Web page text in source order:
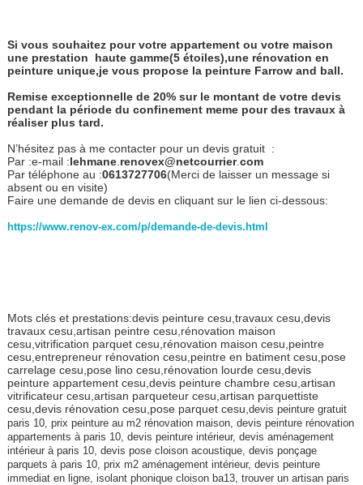
Si vous souhaitez pour votre appartement ou votre maison
une prestation haute gamme(5 étoiles),une rénovation en
peinture unique,je vous propose la peinture Farrow and ball.
Remise exceptionnelle de 20% sur le montant de votre devis
pendant la période du confinement meme pour des travaux à
réaliser plus tard.
N’hésitez pas à me contacter pour un devis gratuit :
Par :e-mail :lehmane. renovex@netcourrier.com
Par téléphone au :0613727706(Merci de laisser un message si
absent ou en visite)
Faire une demande de devis en cliquant sur le lien ci-dessous:
https://www.renov-ex.com/p/demande-de-devis.html
Mots clés et prestations:devis peinture cesu,travaux cesu,devis
travaux cesu,artisan peintre cesu,rénovation maison
cesu,vitrification parquet cesu,rénovation maison cesu,peintre
cesu,entrepreneur rénovation cesu,peintre en batiment cesu,pose
carrelage cesu,pose lino cesu,rénovation lourde cesu,devis
peinture appartement cesu,devis peinture chambre cesu,artisan
vitrificateur cesu,artisan parqueteur cesu,artisan parquettiste
cesu,devis rénovation cesu,pose parquet cesu, devis peinture gratuit
paris 10, prix peinture au m2 rénovation maison, devis peinture rénovation
appartements à paris 10, devis peinture intérieur, devis aménagement
intérieur à paris 10, devis pose cloison acoustique, devis ponçage
parquets à paris 10, prix m2 aménagement intérieur, devis peinture
immediat en ligne, isolant phonique cloison ba13, trouver un artisan paris